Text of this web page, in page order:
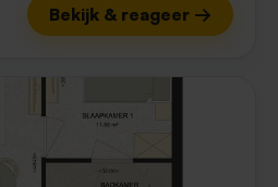
Bekijk & reageer →